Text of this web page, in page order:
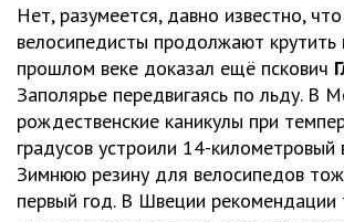
Нет, разумеется, давно известно,
велосипедисты продолжают крутить
прошлом веке доказал ещё пскович
Заполярье передвигаясь по льду. В
рождественские каникулы при
градусов устроили 14-километровый
Зимнюю резину для велосипедов
первый год. В Швеции рекомендации